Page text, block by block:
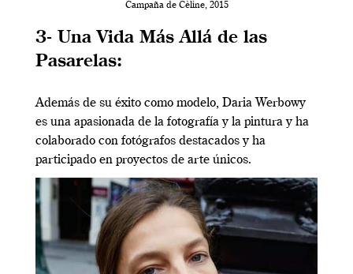
Campaña de Cèline, 2015
3- Una Vida Más Allá de las
Pasarelas:
Además de su éxito como modelo, Daria Werbowy
es una apasionada de la fotografía y la pintura y ha
colaborado con fotógrafos destacados y ha
participado en proyectos de arte únicos.